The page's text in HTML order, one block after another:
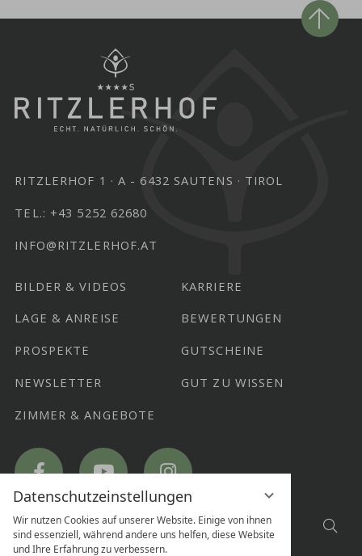
Datenschutzeinstellungen
Wir nutzen Cookies auf unserer Website. Einige von ihnen
sind essenziell, während andere uns helfen, diese Website
und Ihre Erfahrung zu verbessern.
RITZLERHOF 1 A - 6432 SAUTENS
TIROL
TEL.: +43 5252 62680
INFO@RITZLERHOF.AT
BILDER & VIDEOS
KARRIERE
LAGE & ANREISE
BEWERTUNGEN
PROSPEKTE
GUTSCHEINE
NEWSLETTER
GUT ZU WISSEN
ZIMMER & ANGEBOTE
Hotel
Ritzlerhof
on
Facebook
Hotel
Ritzlerhof
on
YouTube
on
SUCHE
NACH...